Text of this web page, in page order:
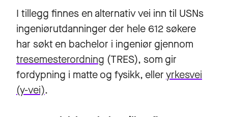
I tillegg finnes en alternativ vei inn til USNs
ingeniørutdanninger der hele 612 søkere
har søkt en bachelor i ingeniør gjennom
tresemesterordning (TRES), som gir
fordypning i matte og fysikk, elleryrkesvei
(y-vei).